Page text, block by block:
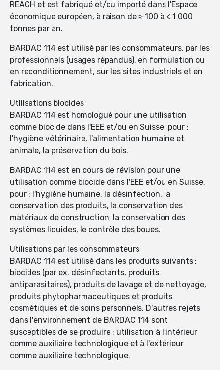
REACH et est fabriqué et/ou importé dans l'Espace
économique européen, à raison de ≥ 100 à < 1 000
tonnes par an.
BARDAC 114 est utilisé par les consommateurs, par les
professionnels (usages répandus), en formulation ou
en reconditionnement, sur les sites industriels et en
fabrication.
Utilisations biocides
BARDAC 114 est homologué pour une utilisation
comme biocide dans l'EEE et/ou en Suisse, pour :
l'hygiène vétérinaire, l'alimentation humaine et
animale, la préservation du bois.
BARDAC 114 est en cours de révision pour une
utilisation comme biocide dans l'EEE et/ou en Suisse,
pour : l'hygiène humaine, la désinfection, la
conservation des produits, la conservation des
matériaux de construction, la conservation des
systèmes liquides, le contrôle des boues.
Utilisations par les consommateurs
BARDAC 114 est utilisé dans les produits suivants :
biocides (par ex. désinfectants, produits
antiparasitaires), produits de lavage et de nettoyage,
produits phytopharmaceutiques et produits
cosmétiques et de soins personnels. D'autres rejets
dans l'environnement de BARDAC 114 sont
susceptibles de se produire : utilisation à l'intérieur
comme auxiliaire technologique et à l'extérieur
comme auxiliaire technologique.